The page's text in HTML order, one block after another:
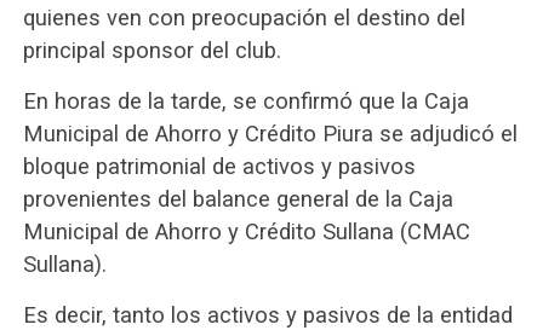
quienes ven con preocupación el destino del
principal sponsor del club.
En horas de la tarde, se confirmó que la Caja
Municipal de Ahorro y Crédito Piura se adjudicó el
bloque patrimonial de activos y pasivos
provenientes del balance general de la Caja
Municipal de Ahorro y Crédito Sullana (CMAC
Sullana).
Es decir, tanto los activos y pasivos de la entidad